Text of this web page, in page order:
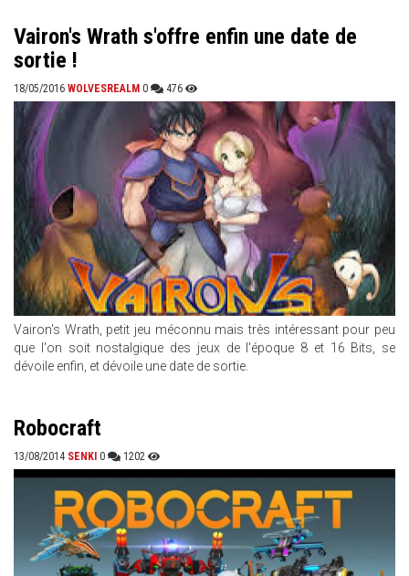
Vairon's Wrath s'offre enfin une date de
sortie !
18/05/2016 WOLVESREALM 0 476
Vairon's Wrath, petit jeu méconnu mais très intéressant pour peu
que l'on soit nostalgique des jeux de l'époque 8 et 16 Bits, se
dévoile enfin, et dévoile une date de sortie.
Robocraft
13/08/2014 SENKI 0 1202